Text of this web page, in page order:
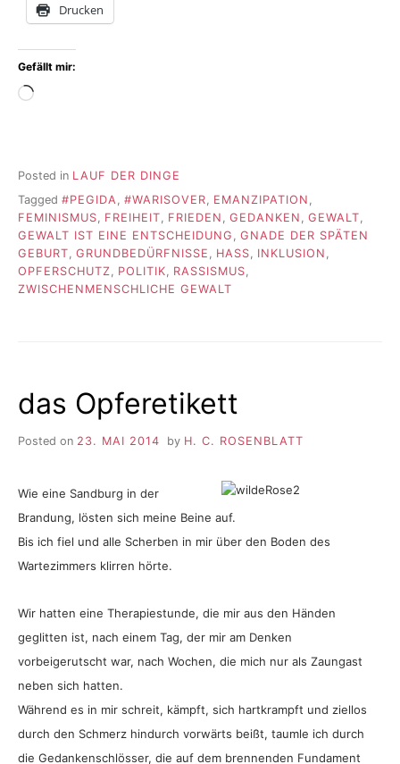
Drucken
Gefällt mir:
Wird
Posted in LAUF DER DINGE
Tagged #PEGIDA #WARISOVER EMANZIPATION
FEMINISMUS
FREIHEIT FRIEDEN GEDANKEN GEWALT
GEWALT IST EINE ENTSCHEIDUNG
GNADE DER SPÄTEN
GEBURT GRUNDBEDÜRFNISSE HASS INKLUSION
OPFERSCHUTZ
POLITIK RASSISMUS
ZWISCHENMENSCHLICHE GEWALT
das Opferetikett
Posted on 23. MAI 2014 by H. C. ROSENBLATT
Wie eine Sandburg in der
Brandung, lösten sich meine Beine auf.
Bis ich fiel und alle Scherben in mir über den Boden des
Wartezimmers klirren hörte.
Wir hatten eine Therapiestunde, die mir aus den Händen
geglitten ist, nach einem Tag, der mir am Denken
vorbeigerutscht war, nach Wochen, die mich nur als Zaungast
neben sich hatten.
Während es in mir schreit, kämpft, sich hartkrampft und ziellos
durch den Schmerz hindurch vorwärts beißt, taumle ich durch
die Gedankenschlösser, die auf dem brennenden Fundament